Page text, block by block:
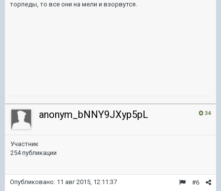
торпеды, то все они на мели и взорвутся.
34
anonym_bNNY9JXyp5pL
Участник
254 публикации
#6
Опубликовано: 11 авг 2015, 12:11:37